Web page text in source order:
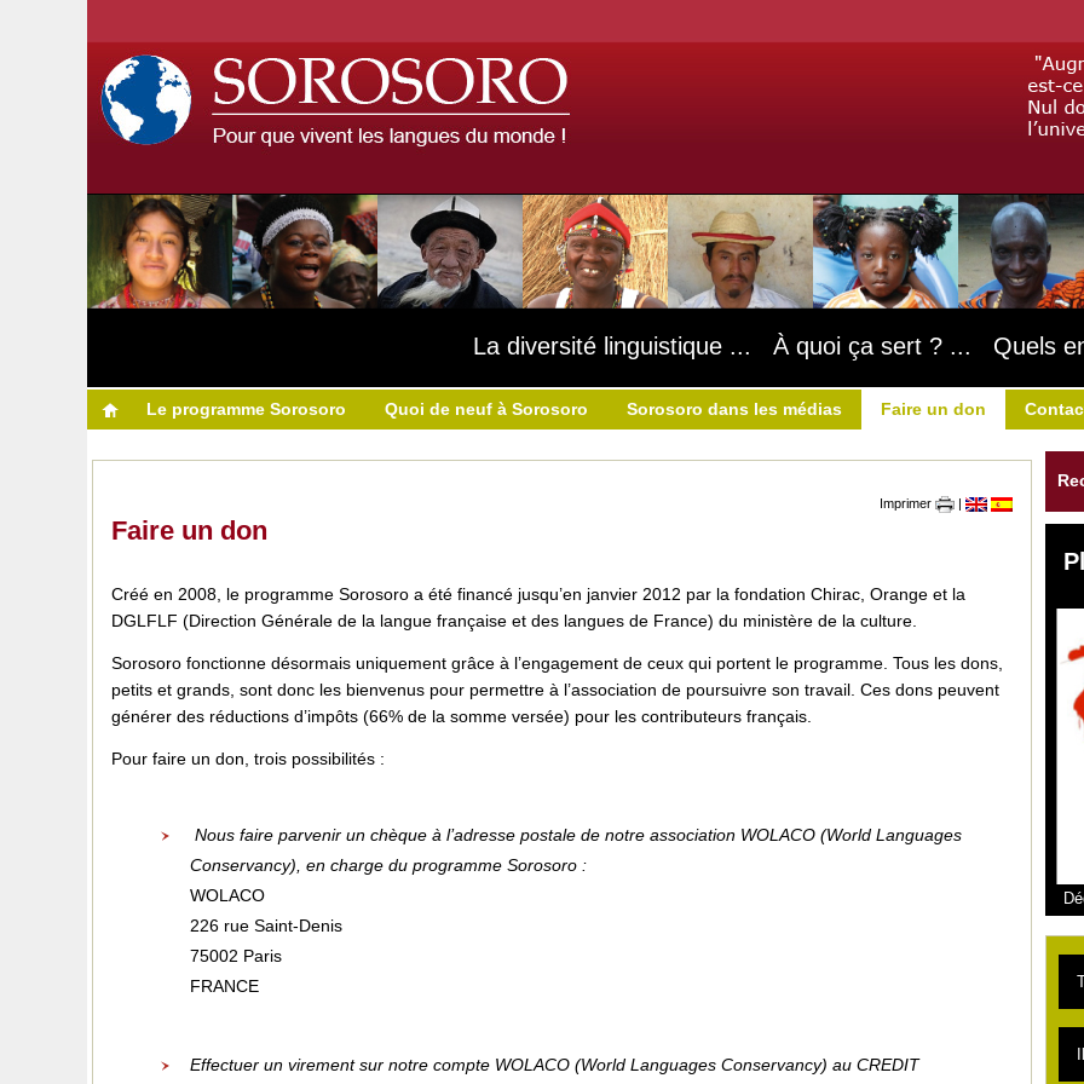
La diversité linguistique ... À quoi ça sert ? ... Quels
Le programme Sorosoro Quoi de neuf à Sorosoro Sorosoro dans les médias Faire un don
Imprimer |
Faire un don
Créé en 2008, le programme Sorosoro a été financé jusqu’en janvier 2012 par la fondation Chirac, Orange et la
DGLFLF (Direction Générale de la langue française et des langues de France) du ministère de la culture.
Sorosoro fonctionne désormais uniquement grâce à l’engagement de ceux qui portent le programme. Tous les dons,
petits et grands, sont donc les bienvenus pour permettre à l’association de poursuivre son travail. Ces dons peuvent
générer des réductions d’impôts (66% de la somme versée) pour les contributeurs français.
Pour faire un don, trois possibilités :
Nous faire parvenir un chèque à l’adresse postale de notre association WOLACO (World Languages
Conservancy), en charge du programme Sorosoro :
WOLACO
226 rue Saint-Denis
75002 Paris
FRANCE
Effectuer un virement sur notre compte WOLACO (World Languages Conservancy) au CREDIT